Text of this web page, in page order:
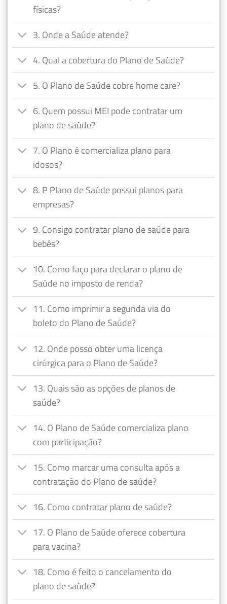
físicas?
3. Onde a Saúde atende?
4. Qual a cobertura do Plano de Saúde?
5. O Plano de Saúde cobre home care?
6. Quem possui MEI pode contratar um
plano de saúde?
7. O Plano é comercializa plano para
idosos?
8. P Plano de Saúde possui planos para
empresas?
9. Consigo contratar plano de saúde para
bebês?
10. Como faço para declarar o plano de
Saúde no imposto de renda?
11. Como imprimir a segunda via do
boleto do Plano de Saúde?
12. Onde posso obter uma licença
cirúrgica para o Plano de Saúde?
13. Quais são as opções de planos de
saúde?
14. O Plano de Saúde comercializa plano
com participação?
15. Como marcar uma consulta após a
contratação do Plano de saúde?
16. Como contratar plano de saúde?
17. O Plano de Saúde oferece cobertura
para vacina?
18. Como é feito o cancelamento do
plano de saúde?